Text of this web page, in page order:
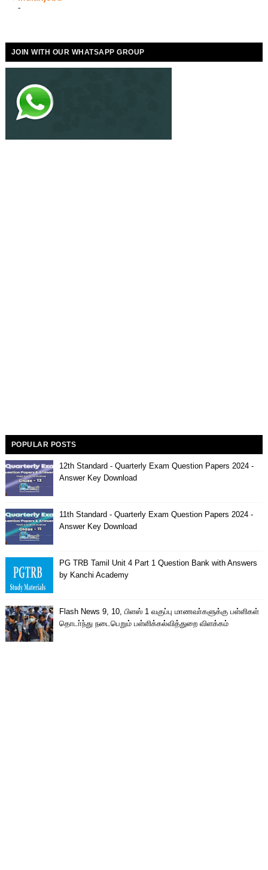
-
JOIN WITH OUR WHATSAPP GROUP
POPULAR POSTS
12th Standard - Quarterly Exam Question Papers 2024 -
Answer Key Download
11th Standard - Quarterly Exam Question Papers 2024 -
Answer Key Download
PG TRB Tamil Unit 4 Part 1 Question Bank with Answers
by Kanchi Academy
Flash News 9, 10, பிளஸ் 1 வகுப்பு மாணவா்களுக்கு பள்ளிகள்
தொடா்ந்து நடைபெறும் பள்ளிக்கல்வித்துறை விளக்கம்